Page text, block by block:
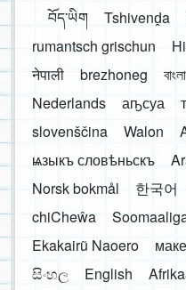
བོད་ཡིག
Tshivenḓa
rumantsch grischun
नेपाली
brezhoneg বাংলা
Nederlands
аҧсуа
slovenščina
Walon
ѩзыкъ словѣньскъ
Norsk bokmål
한국어
chiCheŵa
Ekakairũ Naoero
සිංහල
English